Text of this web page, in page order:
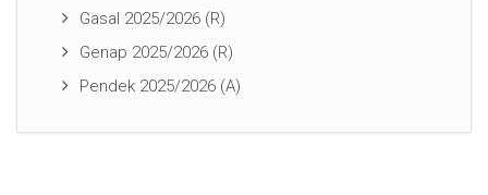
Gasal 2025/2026 (R)
Genap 2025/2026 (R)
Pendek 2025/2026 (A)